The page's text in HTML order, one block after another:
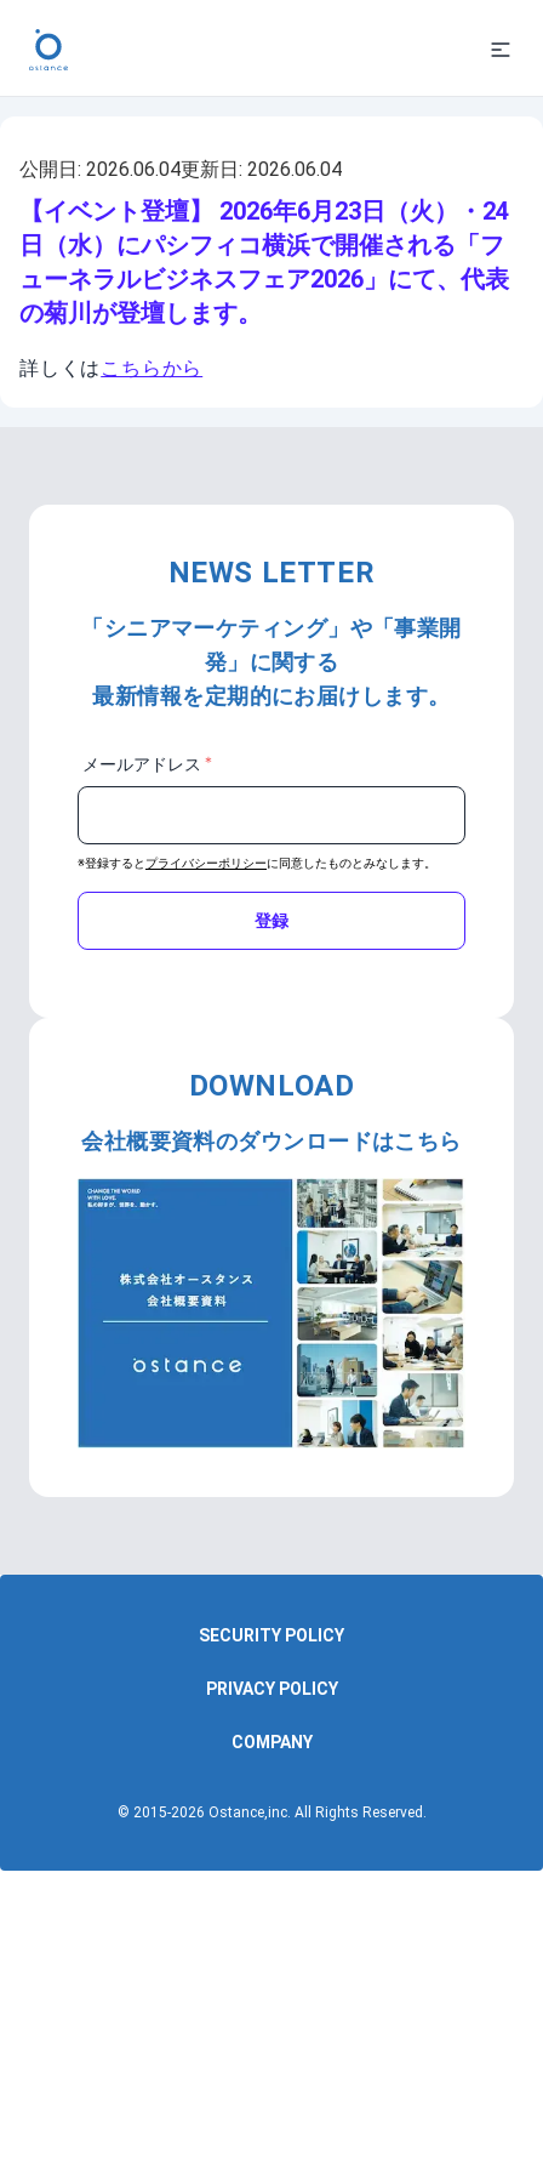
公開日: 2026.06.04更新日: 2026.06.04
【イベント登壇】 2026年6月23日（火）・24
日（水）にパシフィコ横浜で開催される「フ
ューネラルビジネスフェア2026」にて、代表
の菊川が登壇します。
詳しくは こちらから
NEWS LETTER
「シニアマーケティング」や「事業開
発」に関する
最新情報を定期的にお届けします。
メールアドレス ＊
※登録すると プライバシーポリシーに同意したものとみなします。
登録
DOWNLOAD
会社概要資料のダウンロードはこちら
SECURITY POLICY
PRIVACY POLICY
COMPANY
© 2015-2026 Ostance,inc. All Rights Reserved.